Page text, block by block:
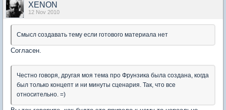
XENON
12 Nov 2010
Смысл создавать тему если готового материала нет
Согласен.
Честно говоря, другая моя тема про Фрунзика была создана, когда
был только концепт и ни минуты сценария. Так, что все
относительно. =)